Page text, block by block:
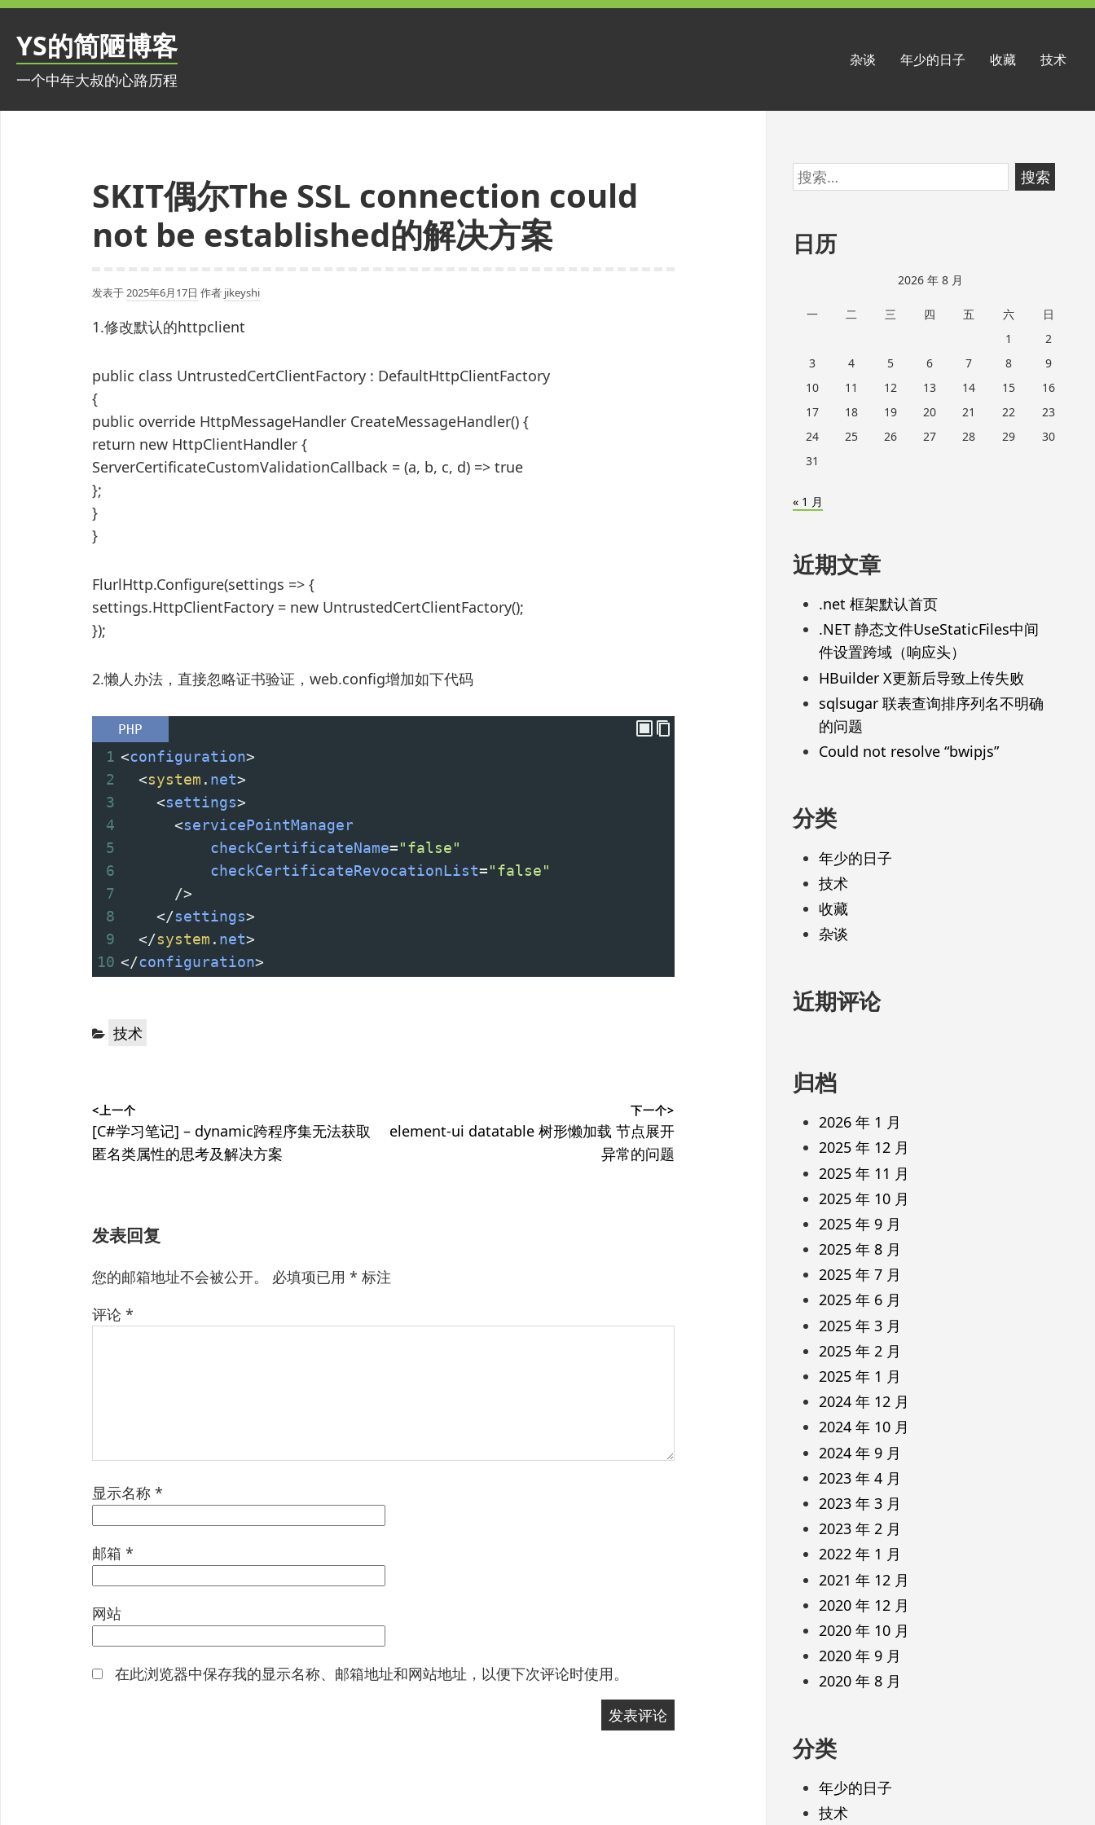
跳
YS的简陋博客
一个中年大叔的心路历程
杂谈 年少的日子 收藏 技术
SKIT偶尔The SSL connection could
not be established的解决方案
发表于2025年6月17日 作者 jikeyshi
1.修改默认的httpclient
public class UntrustedCertClientFactory : DefaultHttpClientFactory
{
public override HttpMessageHandler CreateMessageHandler() {
return new HttpClientHandler {
ServerCertificateCustomValidationCallback = (a, b, c, d) => true
};
}
}
FlurlHttp.Configure(settings => {
settings.HttpClientFactory = new UntrustedCertClientFactory();
});
2.懒人办法，直接忽略证书验证，web.config增加如下代码
PHP
1 <configuration>
2
<system . net>
3
<settings>
4
<servicePointManager
5
checkCertificateName="false"
6
checkCertificateRevocationList="false"
7
/>
8
</settings>
9
</system . net>
10 </configuration>
分 技术
章
导
<上一个
上
篇
[C#学习笔记] – dynamic跨程序集无法获取
匿名类属性的思考及解决方案
下一个>
下
element-ui datatable 树形懒加载 节点展开
异常的问题
发表回复
您的邮箱地址不会被公开。 必填项已用 * 标注
评论 *
显示名称 *
邮箱 *
网站
在此浏览器中保存我的显示名称、邮箱地址和网站地址，以便下次评论时使用。
跳
至
脚
搜
索：
日历
2026 年 8 月
一 二 三 四 五 六
日
1
2
3
4 5 6 7 8
9
10
11 12 13 14 15
16
17
18 19 20 21 22
23
24
25 26 27 28 29
30
31
« 1 月
近期文章
.net 框架默认首页
.NET 静态文件UseStaticFiles中间
件设置跨域（响应头）
HBuilder X更新后导致上传失败
sqlsugar 联表查询排序列名不明确
的问题
Could not resolve “bwipjs”
分类
年少的日子
技术
收藏
杂谈
近期评论
归档
2026 年 1 月
2025 年 12 月
2025 年 11 月
2025 年 10 月
2025 年 9 月
2025 年 8 月
2025 年 7 月
2025 年 6 月
2025 年 3 月
2025 年 2 月
2025 年 1 月
2024 年 12 月
2024 年 10 月
2024 年 9 月
2023 年 4 月
2023 年 3 月
2023 年 2 月
2022 年 1 月
2021 年 12 月
2020 年 12 月
2020 年 10 月
2020 年 9 月
2020 年 8 月
分类
年少的日子
技术